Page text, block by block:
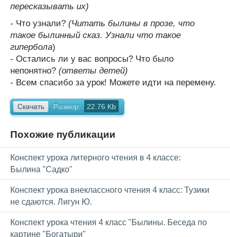
пересказывать их)
- Что узнали? (Читать былины в прозе, что
такое былинный сказ. Узнали что такое
гипербола)
- Остались ли у вас вопросы? Что было
непонятно? (ответы детей)
- Всем спасибо за урок! Можете идти на перемену.
Скачать Размер: 22.76 Kb
Похожие публикации
Конспект урока литерного чтения в 4 классе:
Былина "Садко"
Конспект урока внеклассного чтения 4 класс: Тузики
не сдаются. Лигун Ю.
Конспект урока чтения 4 класс "Былины. Беседа по
картине "Богатыри"